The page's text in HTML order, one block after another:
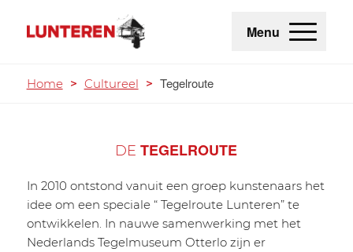
Menu
Home > Cultureel > Tegelroute
DE TEGELROUTE
In 2010 ontstond vanuit een groep kunstenaars het
idee om een speciale “ Tegelroute Lunteren” te
ontwikkelen. In nauwe samenwerking met het
Nederlands Tegelmuseum Otterlo zijn er